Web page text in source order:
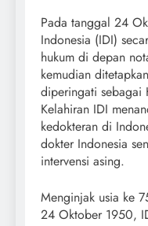
Pada tanggal 24
Indonesia (IDI)
hukum di depan
kemudian
diperingati sebagai
Kelahiran IDI
kedokteran di
dokter Indonesia
intervensi asing.
Menginjak usia ke
24 Oktober 1950,